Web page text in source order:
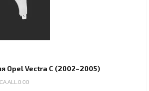
Opel Vectra C (2002–2005)